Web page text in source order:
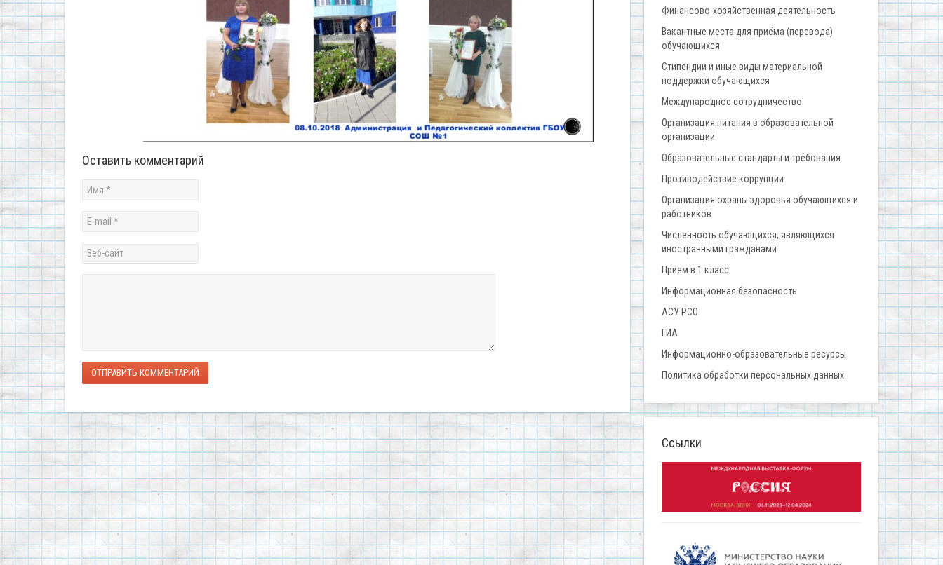
Оставить комментарий
ОТПРАВИТЬ КОММЕНТАРИЙ
Финансово-хозяйственная деятельность
Вакантные места для приёма (перевода)
обучающихся
Стипендии и иные виды материальной
поддержки обучающихся
Международное сотрудничество
Организация питания в образовательной
организации
Образовательные стандарты и требования
Противодействие коррупции
Организация охраны здоровья обучающихся и
работников
Численность обучающихся, являющихся
иностранными гражданами
Прием в 1 класс
Информационная безопасность
АСУ РСО
ГИА
Информационно-образовательные ресурсы
Политика обработки персональных данных
Ссылки